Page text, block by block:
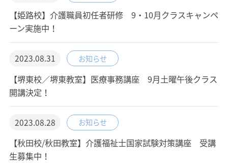
【姫路校】介護職員初任者研修 9・10月クラスキャンペ
ーン実施中！
2023.08.31 お知らせ
【堺東校／堺東教室】医療事務講座 9月土曜午後クラス
開講決定！
2023.08.28 お知らせ
【秋田校/秋田教室】介護福祉士国家試験対策講座 受講
生募集中！